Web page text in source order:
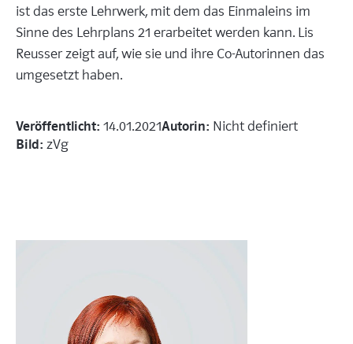
ist das erste Lehrwerk, mit dem das Einmaleins im
Sinne des Lehrplans 21 erarbeitet werden kann. Lis
Reusser zeigt auf, wie sie und ihre Co-Autorinnen das
umgesetzt haben.
Veröffentlicht: 14.01.2021Autorin: Nicht definiert
Bild: zVg